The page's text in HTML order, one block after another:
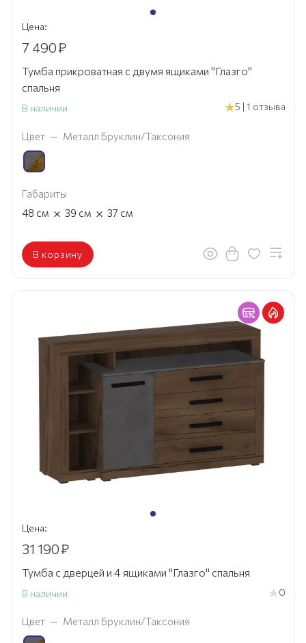
Цена:
7 490₽
Тумба прикроватная с двумя ящиками "Глазго"
спальня
В наличии 5 | 1 отзыва
Цвет — Металл Бруклин/Таксония
Габариты
48 см × 39 см × 37 см
В корзину
Цена:
31 190₽
Тумба c дверцей и 4 ящиками "Глазго" спальня
В наличии 0
Цвет — Металл Бруклин/Таксония